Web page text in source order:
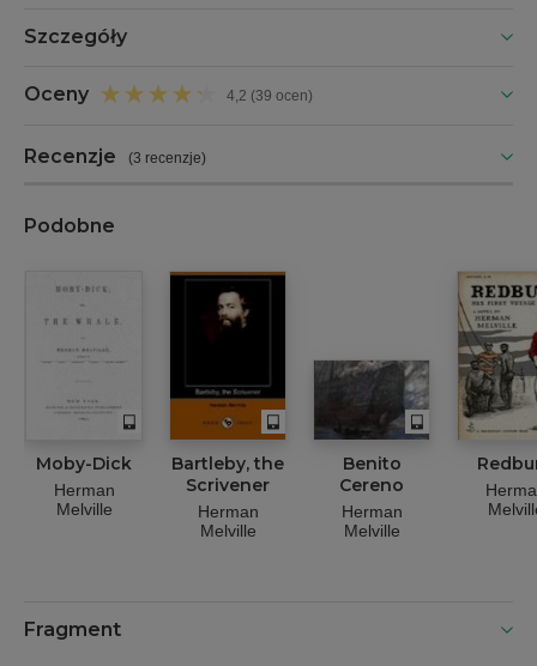
Szczegóły
Oceny 4,2 (39 ocen)
Recenzje (3 recenzje)
Podobne
Moby-Dick
Herman
Melville
Bartleby, the
Scrivener
Herman
Melville
Benito
Cereno
Herman
Melville
Fragment